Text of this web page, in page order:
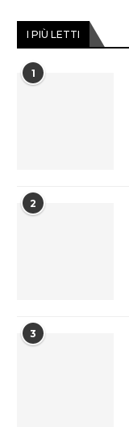
I PIÙ LETTI
1
2
3